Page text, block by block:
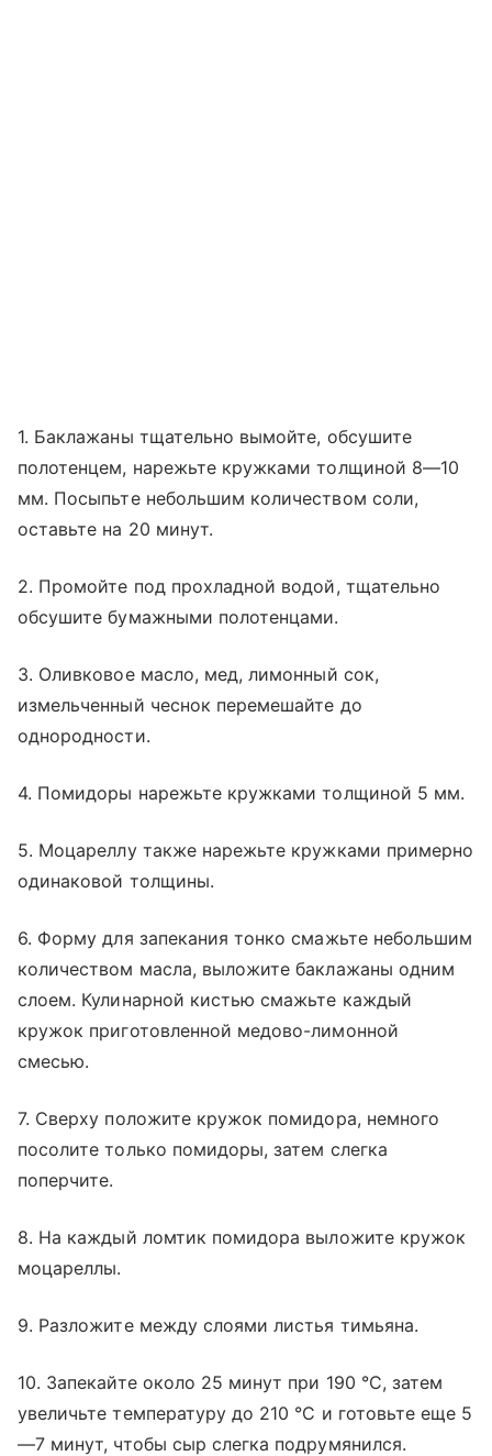
1. Баклажаны тщательно вымойте, обсушите
полотенцем, нарежьте кружками толщиной 8—10
мм. Посыпьте небольшим количеством соли,
оставьте на 20 минут.
2. Промойте под прохладной водой, тщательно
обсушите бумажными полотенцами.
3. Оливковое масло, мед, лимонный сок,
измельченный чеснок перемешайте до
однородности.
4. Помидоры нарежьте кружками толщиной 5 мм.
5. Моцареллу также нарежьте кружками примерно
одинаковой толщины.
6. Форму для запекания тонко смажьте небольшим
количеством масла, выложите баклажаны одним
слоем. Кулинарной кистью смажьте каждый
кружок приготовленной медово-лимонной
смесью.
7. Сверху положите кружок помидора, немного
посолите только помидоры, затем слегка
поперчите.
8. На каждый ломтик помидора выложите кружок
моцареллы.
9. Разложите между слоями листья тимьяна.
10. Запекайте около 25 минут при 190 °C, затем
увеличьте температуру до 210 °C и готовьте еще 5
—7 минут, чтобы сыр слегка подрумянился.